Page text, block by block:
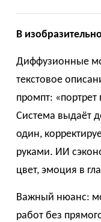
В
Диффузионные
текстовое
промпт:
Система выдаёт
один,
руками. ИИ
цвет, эмоция в
Важный нюанс:
работ без